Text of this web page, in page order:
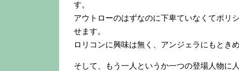
す。
アウトローのはずなのに下卑ていなくてポリ
せます。
ロリコンに興味は無く、アンジェラにもとき
そして、もう一人というか一つの登場人物に